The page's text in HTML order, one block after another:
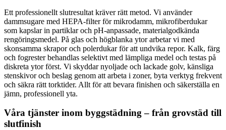
Ett professionellt slutresultat kräver rätt metod. Vi använder
dammsugare med HEPA-filter för mikrodamm, mikrofiberdukar
som kapslar in partiklar och pH-anpassade, materialgodkända
rengöringsmedel. På glas och högblanka ytor arbetar vi med
skonsamma skrapor och polerdukar för att undvika repor. Kalk, färg
och fogrester behandlas selektivt med lämpliga medel och testas på
diskreta ytor först. Vi skyddar nyoljade och lackade golv, känsliga
stenskivor och beslag genom att arbeta i zoner, byta verktyg frekvent
och säkra rätt torktider. Allt för att bevara finishen och säkerställa en
jämn, professionell yta.
Våra tjänster inom byggstädning – från grovstäd till
slutfinish